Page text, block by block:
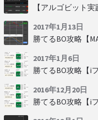
【アルゴビット
2017年1月13日
勝てるBO攻略【
2017年1月6日
2016年12月20日